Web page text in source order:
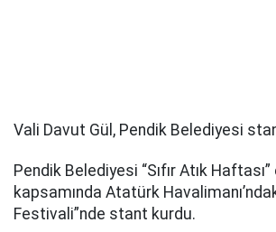
Vali Davut Gül, Pendik Belediyesi
Pendik Belediyesi “Sıfır Atık
kapsamında Atatürk
Festivali”nde stant kurdu.